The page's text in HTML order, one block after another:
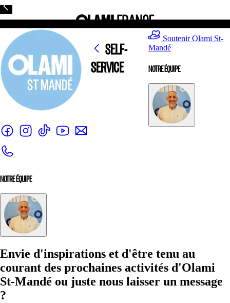
NOTRE ÉQUIPE
SELF-
SERVICE
Soutenir Olami St-
Mandé
NOTRE ÉQUIPE
Envie d'inspirations et d'être tenu au
courant des prochaines activités d'Olami
St-Mandé ou juste nous laisser un message
?